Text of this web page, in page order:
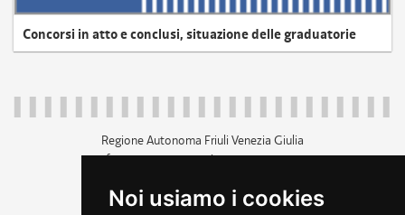
Noi usiamo i cookies
Concorsi in atto e conclusi, situazione delle graduatorie
Regione Autonoma Friuli Venezia Giulia
c.f. 80014930327; p.iva 00526040324
+39 040 3771111